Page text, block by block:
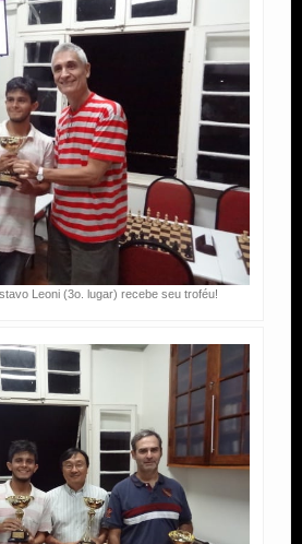
Leoni (3o. lugar) recebe seu troféu!